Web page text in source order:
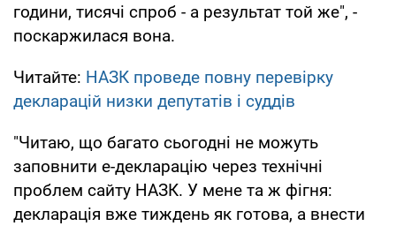
години, тисячі спроб - а результат той же", -
поскаржилася вона.
Читайте: НАЗК проведе повну перевірку
декларацій низки депутатів і суддів
"Читаю, що багато сьогодні не можуть
заповнити е-декларацію через технічні
проблем сайту НАЗК. У мене та ж фігня:
декларація вже тиждень як готова, а внести